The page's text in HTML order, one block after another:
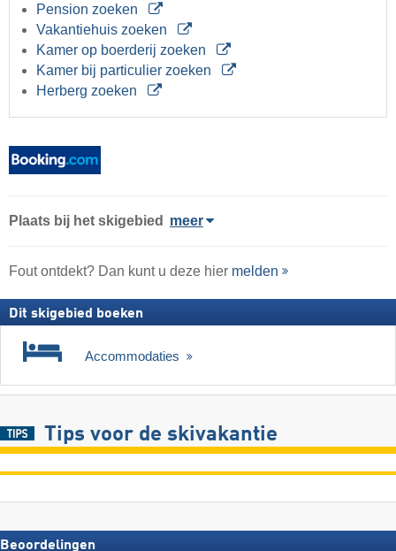
Pension zoeken
Vakantiehuis zoeken
Kamer op boerderij zoeken
Kamer bij particulier zoeken
Herberg zoeken
Plaats bij het skigebied meer
Fout ontdekt? Dan kunt u deze hier melden
Dit skigebied boeken
Accommodaties
Tips voor de skivakantie
Beoordelingen